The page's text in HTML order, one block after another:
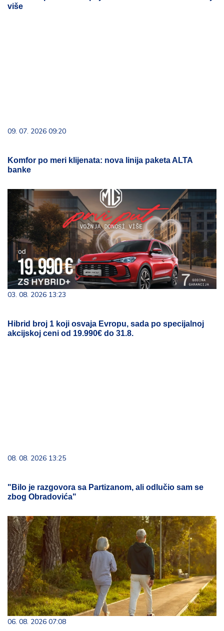
više
09. 07. 2026 09:20
Komfor po meri klijenata: nova linija paketa ALTA
banke
03. 08. 2026 13:23
Hibrid broj 1 koji osvaja Evropu, sada po specijalnoj
akcijskoj ceni od 19.990€ do 31.8.
08. 08. 2026 13:25
"Bilo je razgovora sa Partizanom, ali odlučio sam se
zbog Obradovića"
06. 08. 2026 07:08